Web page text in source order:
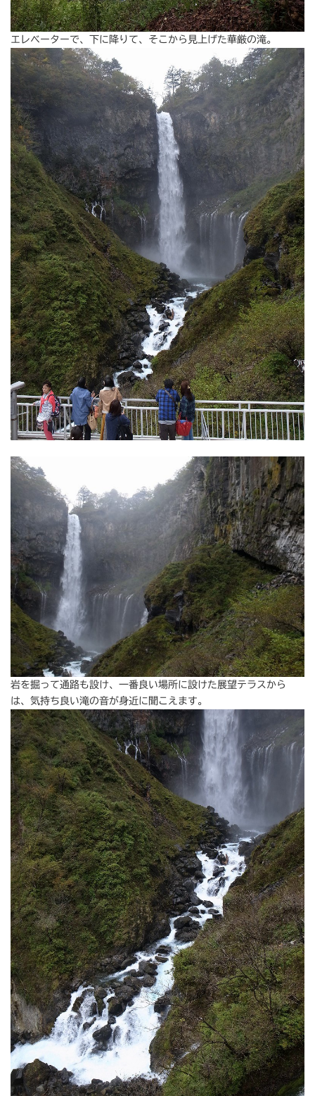
エレベーターで、下に降りて、そこから見上げた華厳の滝。
岩を掘って通路も設け、一番良い場所に設けた展望テラスから
は、気持ち良い滝の音が身近に聞こえます。